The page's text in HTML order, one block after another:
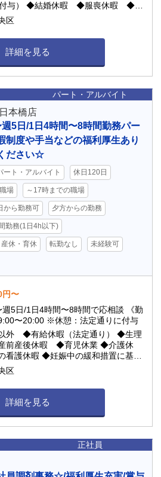
付与） ◆結婚休暇 ◆服喪休暇 ◆配
暇 ◆生理休業 ◆産前産後休業 ◆妊
措置（通院休暇、妊娠中の通勤緩
の休憩） ◆育児休業 ◆育児短時間
3年生まで取得可能） ◆子の看護休
休業
区
詳細を見る
パート・アルバイト
本橋店
5日/1日4時間〜8時間勤務パー
制度や手当などの福利厚生あり
ださい☆
ート・アルバイト 休日120日
場 ～17時までの職場
から勤務可 夕方からの勤務
勤務(1日4h以下)
産休・育休 転勤なし 未経験可
円〜
5日/1日4時間〜8時間で応相談 《勤
〜20:00 ※休憩：法定通りに付与
外 ◆有給休暇（法定通り） ◆生理
産後休暇 ◆育児休業 ◆介護休
護休暇 ◆妊娠中の緩和措置に基づ
区
詳細を見る
正社員